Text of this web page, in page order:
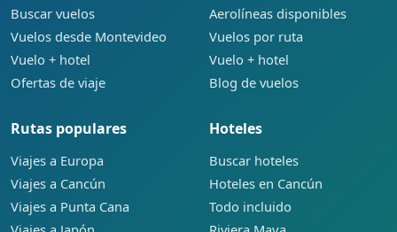
Buscar vuelos
Vuelos desde Montevideo
Vuelo + hotel
Ofertas de viaje
Aerolíneas disponibles
Vuelos por ruta
Vuelo + hotel
Blog de vuelos
Rutas populares
Viajes a Europa
Viajes a Cancún
Viajes a Punta Cana
Hoteles
Buscar hoteles
Hoteles en Cancún
Todo incluido